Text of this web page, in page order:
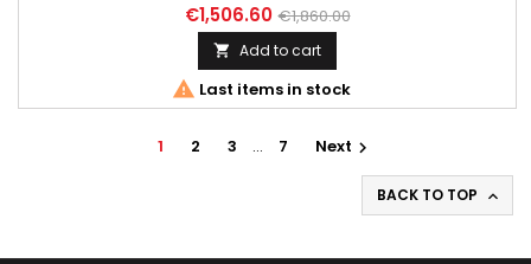
€1,506.60 €1,860.00
 Add to cart
 Last items in stock
1 2 3 … 7 Next 
BACK TO TOP 